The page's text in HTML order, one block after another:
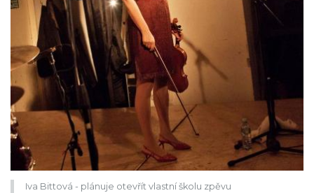
Iva Bittová - plánuje otevřít vlastní školu zpěvu